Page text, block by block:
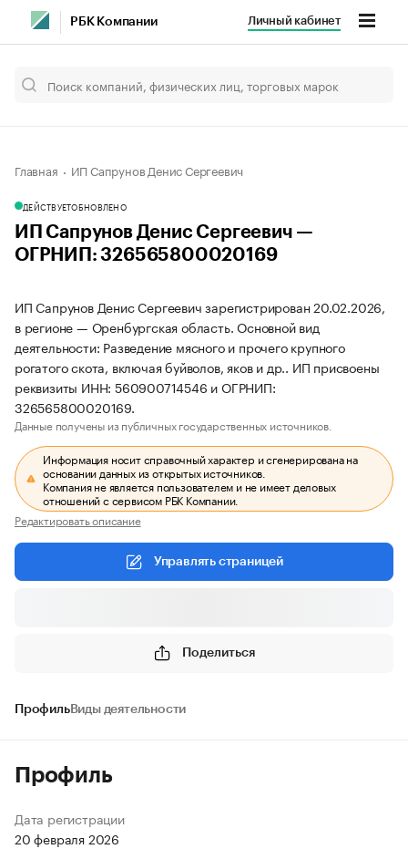
РБК Компании Личный кабинет
Главная ИП Сапрунов Денис Сергеевич
ДЕЙСТВУЕТОБНОВЛЕНО
ИП Сапрунов Денис Сергеевич —
ОГРНИП: 326565800020169
ИП Сапрунов Денис Сергеевич зарегистрирован 20.02.2026,
в регионе — Оренбургская область. Основной вид
деятельности: Разведение мясного и прочего крупного
рогатого скота, включая буйволов, яков и др.. ИП присвоены
реквизиты ИНН: 560900714546 и ОГРНИП:
326565800020169.
Данные получены из публичных государственных источников.
Информация носит справочный характер и сгенерирована на
основании данных из открытых источников.
Компания не является пользователем и не имеет деловых
отношений с сервисом РБК Компании.
Редактировать описание
Управлять страницей
Поделиться
ПрофильВиды деятельности
Профиль
Дата регистрации
20 февраля 2026